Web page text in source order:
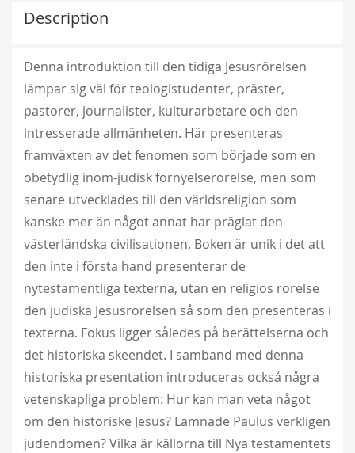
Description
Denna introduktion till den tidiga Jesusrörelsen
lämpar sig väl för teologistudenter, präster,
pastorer, journalister, kulturarbetare och den
intresserade allmänheten. Här presenteras
framväxten av det fenomen som började som en
obetydlig inom-judisk förnyelserörelse, men som
senare utvecklades till den världsreligion som
kanske mer än något annat har präglat den
västerländska civilisationen. Boken är unik i det att
den inte i första hand presenterar de
nytestamentliga texterna, utan en religiös rörelse
den judiska Jesusrörelsen så som den presenteras i
texterna. Fokus ligger således på berättelserna och
det historiska skeendet. I samband med denna
historiska presentation introduceras också några
vetenskapliga problem: Hur kan man veta något
om den historiske Jesus? Lämnade Paulus verkligen
judendomen? Vilka är källorna till Nya testamentets